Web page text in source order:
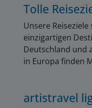
Tolle
Unsere
einzigartigen
Deutschland und
in Europa finden
artistravel